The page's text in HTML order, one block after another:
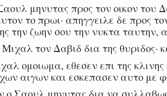
μηνυτας προς τον οικον
το πρωι· απηγγειλε δε προς
την ζωην σου την νυκτα ταυτην,
τον Δαβιδ δια της θυριδος·
ομοιωμα, εθεσεν επι της
αιγων και εσκεπασεν αυτο με